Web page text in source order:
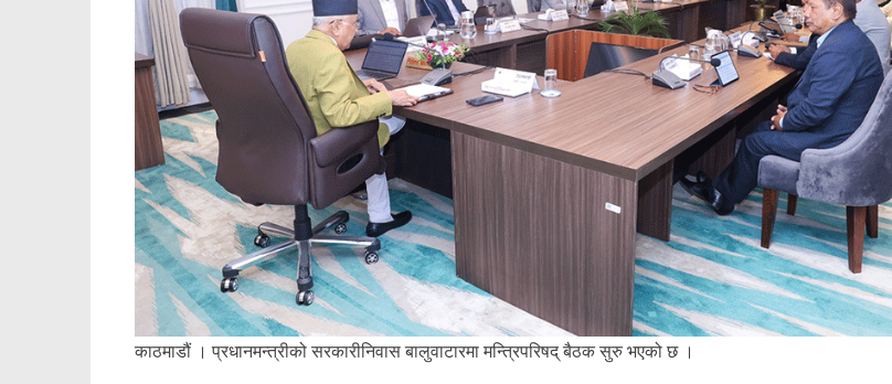
काठमाडौं । प्रधानमन्त्रीको सरकारीनिवास बालुवाटारमा मन्त्रिपरिषद् बैठक सुरु भएको छ ।